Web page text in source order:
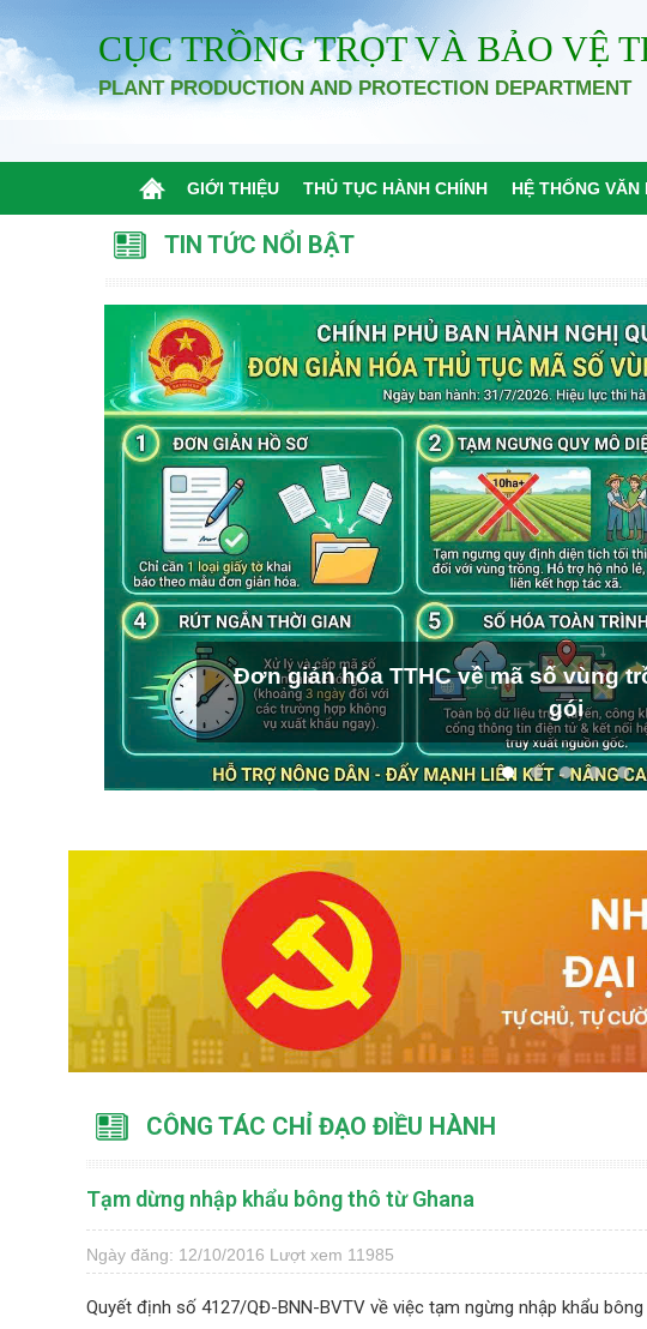
CỤC TRỒNG TRỌT VÀ BẢO VỆ
PLANT PRODUCTION AND PROTECTION DEPARTMENT
GIỚI THIỆU THỦ TỤC HÀNH CHÍNH HỆ THỐNG VĂN
TIN TỨC NỔI BẬT
Đơn giản hóa TTHC về mã số vùng
gói
CÔNG TÁC CHỈ ĐẠO ĐIỀU HÀNH
Tạm dừng nhập khẩu bông thô từ Ghana
Ngày đăng: 12/10/2016 Lượt xem 11985
Quyết định số 4127/QĐ-BNN-BVTV về việc tạm ngừng nhập khẩu